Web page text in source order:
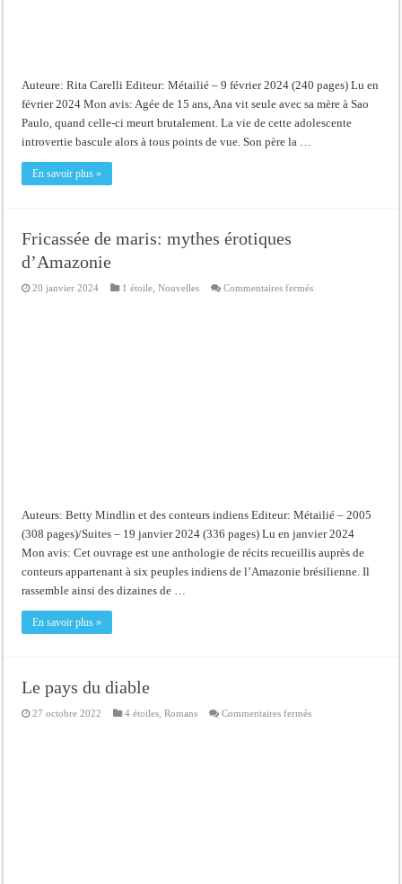
Auteure: Rita Carelli Editeur: Métailié – 9 février 2024 (240 pages) Lu en
février 2024 Mon avis: Agée de 15 ans, Ana vit seule avec sa mère à Sao
Paulo, quand celle-ci meurt brutalement. La vie de cette adolescente
introvertie bascule alors à tous points de vue. Son père la …
En savoir plus »
Fricassée de maris: mythes érotiques
d’Amazonie
20 janvier 2024 1 étoile ,Nouvelles Commentaires ferméssur
Auteurs: Betty Mindlin et des conteurs indiens Editeur: Métailié – 2005
(308 pages)/Suites – 19 janvier 2024 (336 pages) Lu en janvier 2024
Mon avis: Cet ouvrage est une anthologie de récits recueillis auprès de
conteurs appartenant à six peuples indiens de l’Amazonie brésilienne. Il
rassemble ainsi des dizaines de …
En savoir plus »
Le pays du diable
27 octobre 2022 4 étoiles ,Romans Commentaires ferméssur